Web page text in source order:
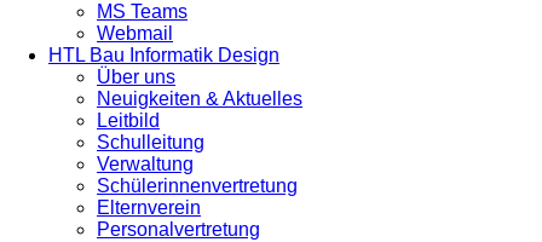
MS Teams
Webmail
HTL Bau Informatik Design
Über uns
Neuigkeiten & Aktuelles
Leitbild
Schulleitung
Verwaltung
Schülerinnenvertretung
Elternverein
Personalvertretung